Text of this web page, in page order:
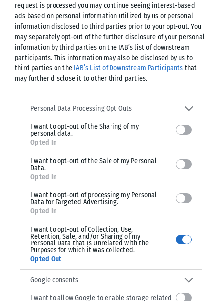
request is processed you may continue seeing interest-based
ads based on personal information utilized by us or personal
information disclosed to third parties prior to your opt-out. You
may separately opt-out of the further disclosure of your personal
information by third parties on the IAB’s list of downstream
participants. This information may also be disclosed by us to
third parties on the IAB’s List of Downstream Participants that
may further disclose it to other third parties.
Please note that this website/app uses one or more Google
services and may gather and store information including but not
deny consent to Google and its third-party tags to use your data
for below specified purposes in below Google consent section.
Personal Data Processing Opt Outs
I want to opt-out of the Sharing of my
personal data.
Opted In
I want to opt-out of the Sale of my Personal
Data.
Opted In
I want to opt-out of processing my Personal
Data for Targeted Advertising.
Opted In
I want to opt-out of Collection, Use,
Retention, Sale, and/or Sharing of my
Personal Data that Is Unrelated with the
Purposes for which it was collected.
Opted Out
Google consents
I want to allow Google to enable storage related
Ισχυρός σεισμός στην Κάρπαθο- Στα 5 Ρίχτερ η
δόνηση
24/06/2026
Σεισμός 5,3 Ρίχτερ ανοιχτά της Μεθώνης –
Αισθητός σε μεγάλο μέρος της νότιας Ελλάδας
ΑΝΑΡΤΉΘΗΚΕ ΑΠΌ ΔΉΜΗΤΡΑ ΚΑΤΡΑΜΆΔΟΥ 15/06/2026
Νύχτα αγωνίας στην Εύβοια – Νέα σεισμική
δόνηση 4,3 Ρίχτερ